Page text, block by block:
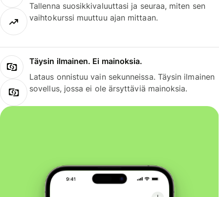
Tallenna suosikkivaluuttasi ja seuraa, miten sen
vaihtokurssi muuttuu ajan mittaan.
Täysin ilmainen. Ei mainoksia.
Lataus onnistuu vain sekunneissa. Täysin ilmainen
sovellus, jossa ei ole ärsyttäviä mainoksia.